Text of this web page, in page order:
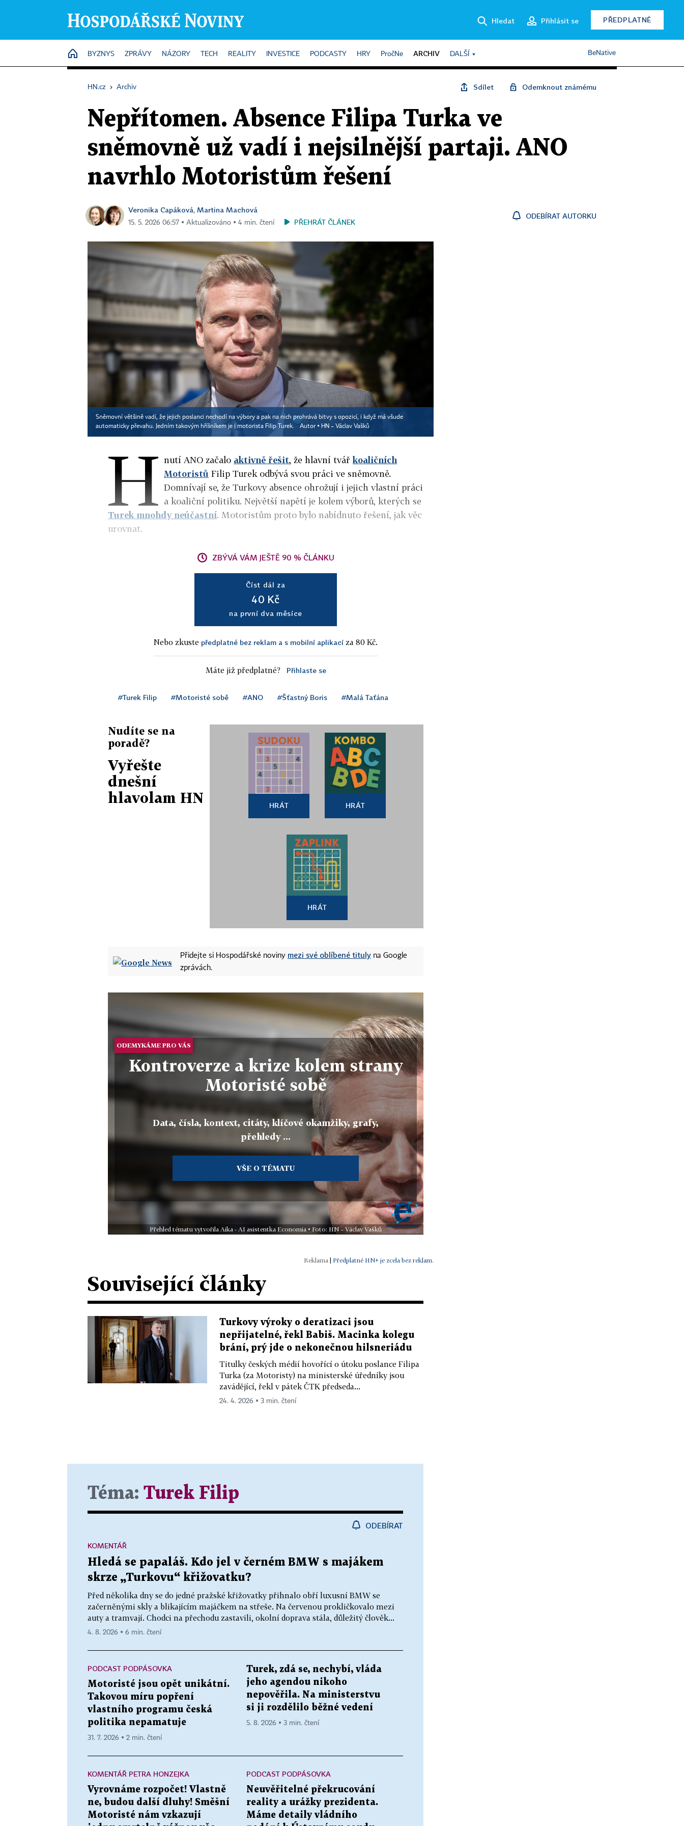
Hledat Přihlásit se PŘEDPLATNÉ
HOME
BYZNYS ZPRÁVY NÁZORY TECH REALITY INVESTICE PODCASTY HRY PročNe ARCHIV DALŠÍ BeNative
HN.cz › Archiv Sdílet Odemknout známému
Nepřítomen. Absence Filipa Turka ve
sněmovně už vadí i nejsilnější partaji. ANO
navrhlo Motoristům řešení
Veronika Capáková, Martina Machová
15. 5. 2026 06:57 ▪ Aktualizováno ▪ 4 min. čtení PŘEHRÁT ČLÁNEK
ODEBÍRAT AUTORKU
Sněmovní většině vadí, že jejich poslanci nechodí na výbory a pak na nich prohrává bitvy s opozicí, i když má všude
automaticky převahu. Jedním takovým hříšníkem je i motorista Filip Turek.
Autor ▪ HN – Václav Vašků
H nutí ANO začalo aktivně řešit, že hlavní tvářkoaličních
Motoristů Filip Turek odbývá svou práci ve sněmovně.
Domnívají se, že Turkovy absence ohrožují i jejich vlastní práci
a koaliční politiku. Největší napětí je kolem výborů, kterých se
Turek mnohdy neúčastní. Motoristům proto bylo nabídnuto řešení, jak věc
urovnat.
ZBÝVÁ VÁM JEŠTĚ 90 % ČLÁNKU
Číst dál za
40 Kč
na první dva měsíce
Nebo zkuste předplatné bez reklam a s mobilní aplikací za 80 Kč.
Máte již předplatné? Přihlaste se
#Turek Filip #Motoristé sobě #ANO #Šťastný Boris #Malá Taťána
Nudíte se na
poradě?
Vyřešte
dnešní
hlavolam HN
HRÁT HRÁT
HRÁT
Přidejte si Hospodářské noviny mezi své oblíbené tituly na Google
zprávách.
ODEMYKÁME PRO VÁS
Kontroverze a krize kolem strany
Motoristé sobě
Data, čísla, kontext, citáty, klíčové okamžiky, grafy,
přehledy ...
VŠE O TÉMATU
Přehled tématu vytvořila Aika - AI asistentka Economia • Foto: HN – Václav Vašků
Předplatné HN+ je zcela bez reklam.
Související články
Turkovy výroky o deratizaci jsou
nepřijatelné, řekl Babiš. Macinka kolegu
brání, prý jde o nekonečnou hilsneriádu
Titulky českých médií hovořící o útoku poslance Filipa
Turka (za Motoristy) na ministerské úředníky jsou
zavádějící, řekl v pátek ČTK předseda...
24. 4. 2026 ▪ 3 min. čtení
Téma: Turek Filip
ODEBÍRAT
Hledá se papaláš. Kdo jel v černém BMW s majákem
skrze „Turkovu“ křižovatku?
Před několika dny se do jedné pražské křižovatky přihnalo obří luxusní BMW se
začerněnými skly a blikajícím majáčkem na střeše. Na červenou prokličkovalo mezi
auty a tramvají. Chodci na přechodu zastavili, okolní doprava stála, důležitý člověk...
KOMENTÁŘ
4. 8. 2026 ▪ 6 min. čtení
PODCAST PODPÁSOVKA
Motoristé jsou opět unikátní.
Takovou míru popření
vlastního programu česká
politika nepamatuje
31. 7. 2026 ▪ 2 min. čtení
Turek, zdá se, nechybí, vláda
jeho agendou nikoho
nepověřila. Na ministerstvu
si ji rozdělilo běžné vedení
5. 8. 2026 ▪ 3 min. čtení
KOMENTÁŘ PETRA HONZEJKA
Vyrovnáme rozpočet! Vlastně
ne, budou další dluhy! Směšní
Motoristé nám vzkazují
PODCAST PODPÁSOVKA
Neuvěřitelné překrucování
reality a urážky prezidenta.
Máme detaily vládního